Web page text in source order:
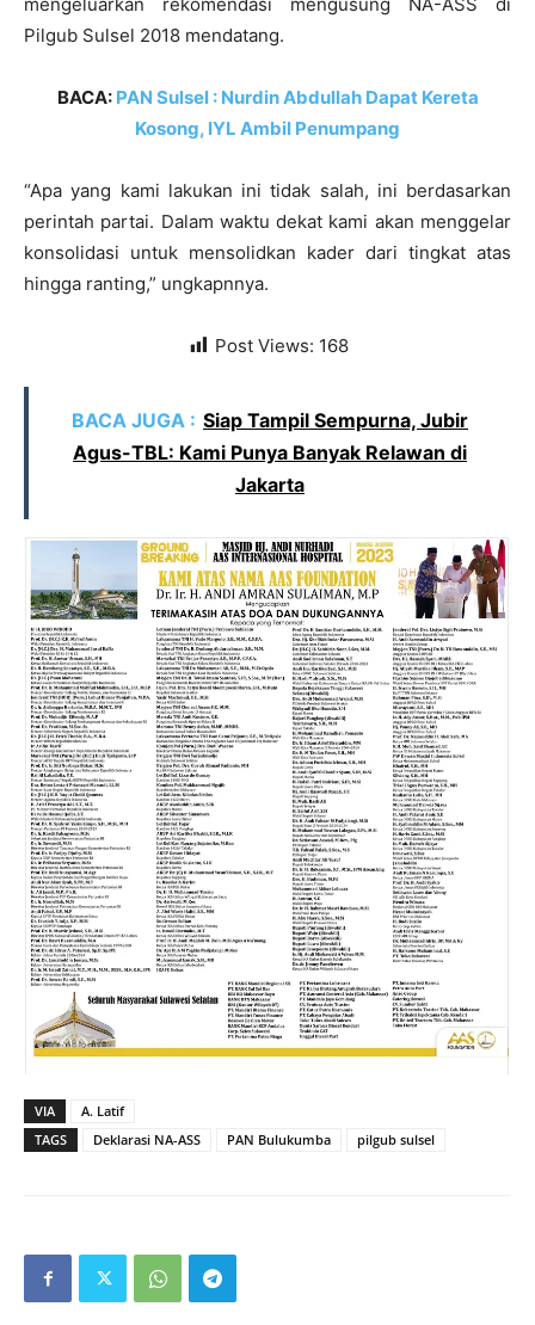
Pilgub Sulsel 2018 mendatang.
BACA: PAN Sulsel : Nurdin Abdullah Dapat Kereta
Kosong, IYL Ambil Penumpang
“Apa yang kami lakukan ini tidak salah, ini berdasarkan
perintah partai. Dalam waktu dekat kami akan menggelar
konsolidasi untuk mensolidkan kader dari tingkat atas
hingga ranting,” ungkapnnya.
Post Views: 168
BACA JUGA : Siap Tampil Sempurna, Jubir
Agus-TBL: Kami Punya Banyak Relawan di
Jakarta
VIA
A. Latif
TAGS
Deklarasi NA-ASS PAN Bulukumba pilgub sulsel